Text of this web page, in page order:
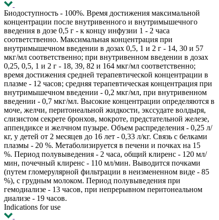
Биодоступность - 100%. Время достижения максимальной
концентрации после внутривенного и внутримышечного
введения в дозе 0,5 г - к концу инфузии 1 - 2 часа
соответственно. Максимальная концентрация при
внутримышечном введении в дозах 0,5, 1 и 2 г - 14, 30 и 57
мкг/мл соответственно; при внутривенном введении в дозах
0,25, 0,5, 1 и 2 г - 18, 39, 82 и 164 мкг/мл соответственно;
время достижения средней терапевтической концентрации в
плазме - 12 часов; средняя терапевтическая концентрация при
внутримышечном введении - 0,2 мкг/мл, при внутривенном
введении - 0,7 мкг/мл. Высокие концентрации определяются в
моче, желчи, перитонеальной жидкости, экссудате волдыря,
слизистом секрете бронхов, мокроте, предстательной железе,
аппендиксе и желчном пузыре. Объем распределения - 0,25 л/
кг, у детей от 2 месяцев до 16 лет - 0,33 л/кг. Связь с белками
плазмы - 20 %. Метаболизируется в печени и почках на 15
%. Период полувыведения - 2 часа, общий клиренс - 120 мл/
мин, почечный клиренс - 110 мл/мин. Выводится почками
(путем гломерулярной фильтрации в неизмененном виде - 85
%), с грудным молоком. Период полувыведения при
гемодиализе - 13 часов, при непрерывном перитонеальном
диализе - 19 часов.
Indications for use